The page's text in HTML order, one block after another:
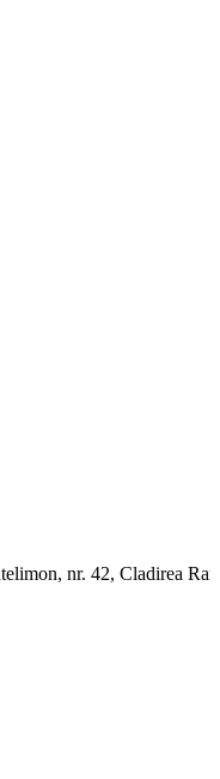
nr. 42, Cladirea